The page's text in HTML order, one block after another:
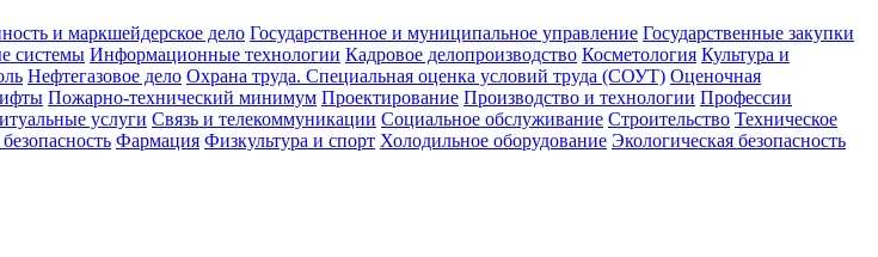
и маркшейдерское дело Государственное и муниципальное управление Государственные закупки
системы Информационные технологии Кадровое делопроизводство Косметология Культура и
Нефтегазовое дело Охрана труда. Специальная оценка условий труда (СОУТ) Оценочная
Пожарно-технический минимум Проектирование Производство и технологии Профессии
услуги Связь и телекоммуникации Социальное обслуживание Строительство Техническое
Фармация Физкультура и спорт Холодильное оборудование Экологическая безопасность